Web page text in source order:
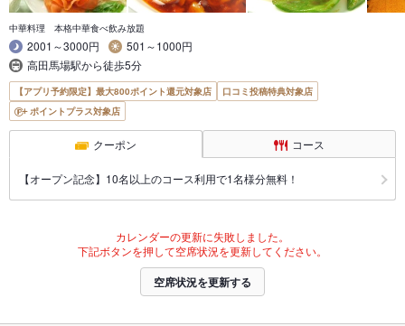
中華料理 本格中華食べ飲み放題
2001～3000円
501～1000円
高田馬場駅から徒歩5分
【アプリ予約限定】最大800ポイント還元対象店
口コミ投稿特典対象店
ポイントプラス対象店
クーポン コース
【オープン記念】10名以上のコース利用で1名様分無料！
カレンダーの更新に失敗しました。
下記ボタンを押して空席状況を更新してください。
空席状況を更新する